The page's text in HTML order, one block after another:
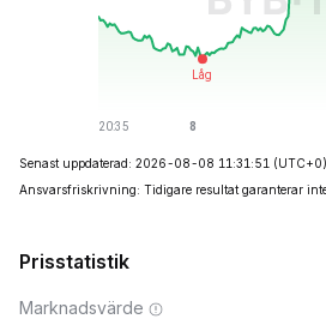
Senast uppdaterad: 2026-08-08 11:31:51 (UTC+0)
Ansvarsfriskrivning: Tidigare resultat garanterar
Prisstatistik
Marknadsvärde